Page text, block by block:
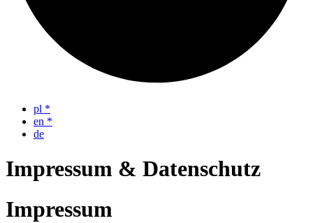
pl *
en *
de
Impressum & Datenschutz
Impressum